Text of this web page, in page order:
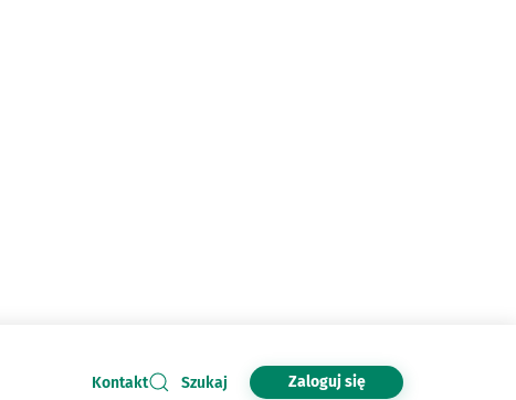
Kontakt Szukaj Zaloguj się